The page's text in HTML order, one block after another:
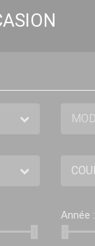
Année :